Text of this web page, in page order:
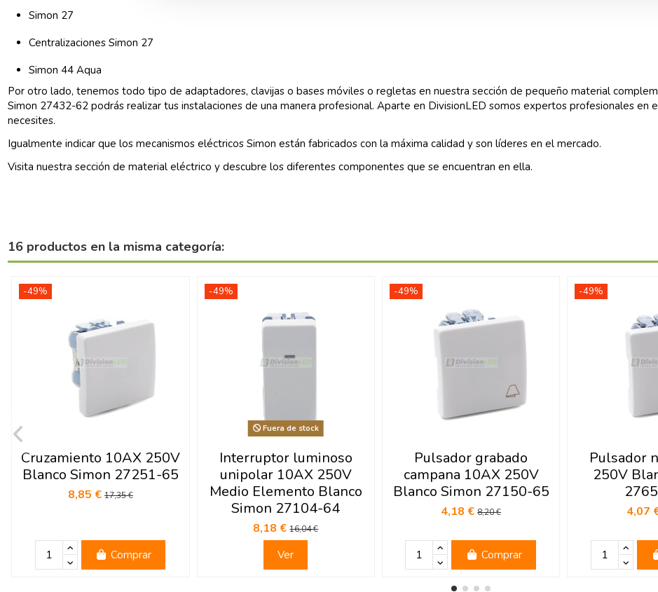
Simon 27
Centralizaciones Simon 27
Simon 44 Aqua
Por otro lado, tenemos todo tipo de adaptadores, clavijas o bases móviles o regletas en nuestra sección de pequeño material
Simon 27432-62 podrás realizar tus instalaciones de una manera profesional. Aparte en DivisionLED somos expertos profesionales
necesites.
Igualmente indicar que losmecanismos eléctricos Simon están fabricados con la máxima calidad y son líderes en el mercado.
Visita nuestra sección dematerial eléctrico y descubre los diferentes componentes que se encuentran en ella.
16 productos en la misma categoría:
-49%
Cruzamiento 10AX 250V
Blanco Simon 27251-65
8,85 € 17,35 €
Comprar
-49%
Fuera de stock
Interruptor luminoso
unipolar 10AX 250V
Medio Elemento Blanco
Simon 27104-64
8,18 €16,04 €
Ver
-49%
Pulsador grabado
campana 10AX 250V
Blanco Simon 27150-65
4,18 €8,20 €
Comprar
-49%
Pulsador
250V
4,07